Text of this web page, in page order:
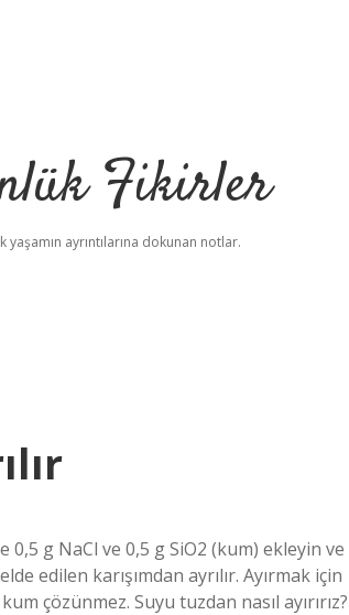
Fikirler
yaşamın ayrıntılarına dokunan notlar.
0,5 g NaCl ve 0,5 g SiO2 (kum) ekleyin ve
edilen karışımdan ayrılır. Ayırmak için
çözünmez. Suyu tuzdan nasıl ayırırız?